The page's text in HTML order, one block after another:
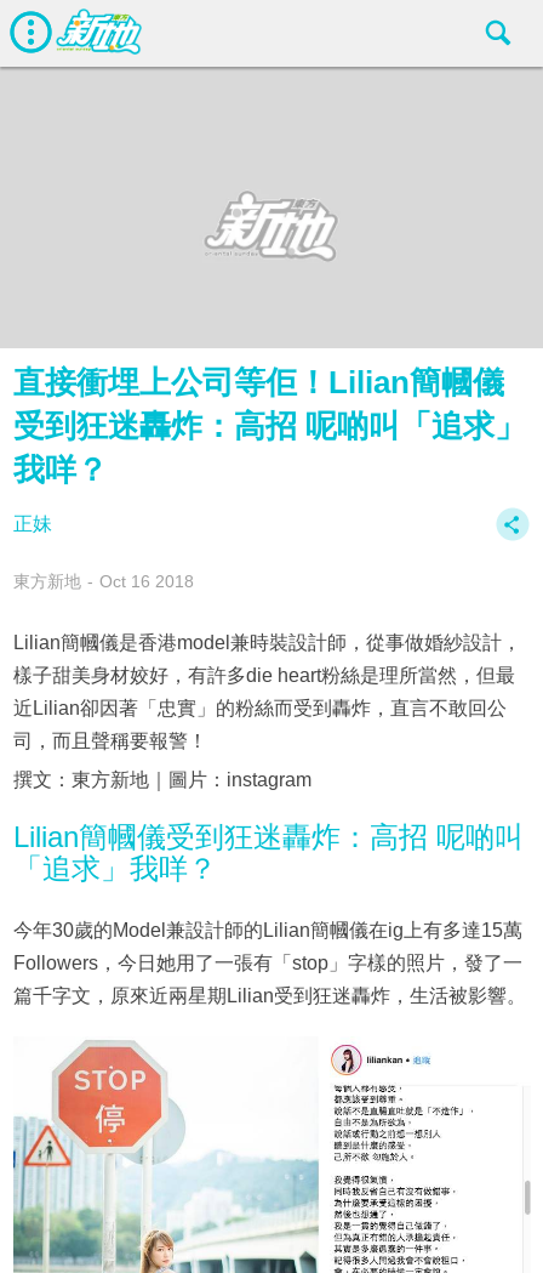
直接衝埋上公司等佢！Lilian簡幗儀
受到狂迷轟炸：高招 呢啲叫「追求」
我咩？
正妹
東方新地 Oct 16 2018
Lilian簡幗儀是香港model兼時裝設計師，從事做婚紗設計，
樣子甜美身材姣好，有許多die heart粉絲是理所當然，但最
近Lilian卻因著「忠實」的粉絲而受到轟炸，直言不敢回公
司，而且聲稱要報警！
撰文：東方新地｜圖片：instagram
Lilian簡幗儀受到狂迷轟炸：高招 呢啲叫
「追求」我咩？
今年30歲的Model兼設計師的Lilian簡幗儀在ig上有多達15萬
Followers，今日她用了一張有「stop」字樣的照片，發了一
篇千字文，原來近兩星期Lilian受到狂迷轟炸，生活被影響。